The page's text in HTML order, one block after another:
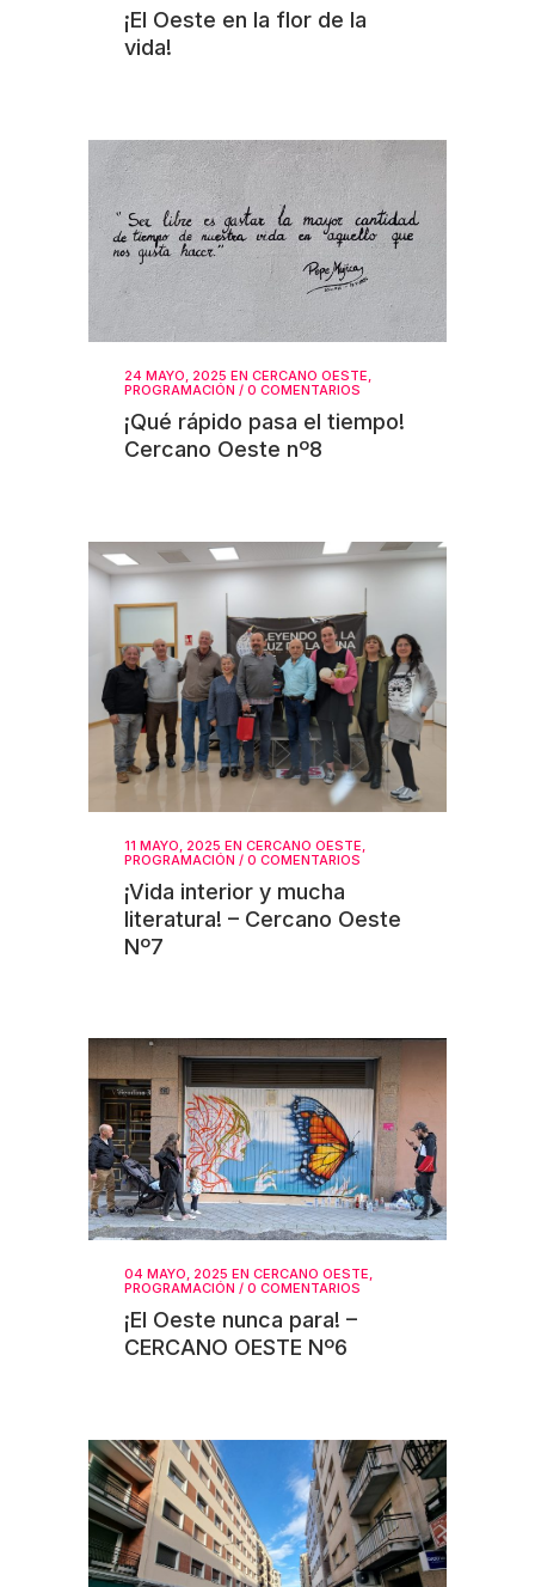
¡El Oeste en la flor de la
vida!
24 MAYO, 2025 EN CERCANO OESTE
PROGRAMACIÓN / 0 COMENTARIOS
¡Qué rápido pasa el tiempo!
Cercano Oeste nº8
11 MAYO, 2025 EN CERCANO OESTE,
PROGRAMACIÓN / 0 COMENTARIOS
¡Vida interior y mucha
literatura! – Cercano Oeste
Nº7
04 MAYO, 2025 EN CERCANO OESTE
PROGRAMACIÓN / 0 COMENTARIOS
¡El Oeste nunca para! –
CERCANO OESTE Nº6